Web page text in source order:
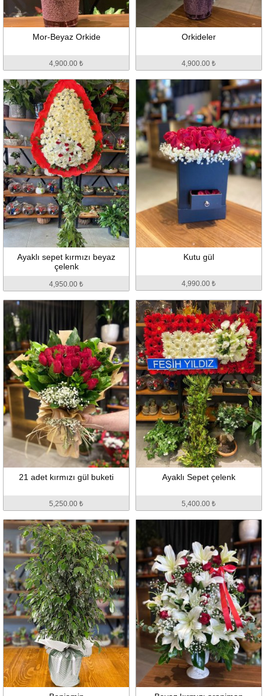
Mor-Beyaz Orkide
4,900.00 ₺
Orkideler
4,900.00 ₺
Ayaklı sepet kırmızı beyaz
çelenk
4,950.00 ₺
Kutu gül
4,990.00 ₺
21 adet kırmızı gül buketi
5,250.00 ₺
Ayaklı Sepet çelenk
5,400.00 ₺